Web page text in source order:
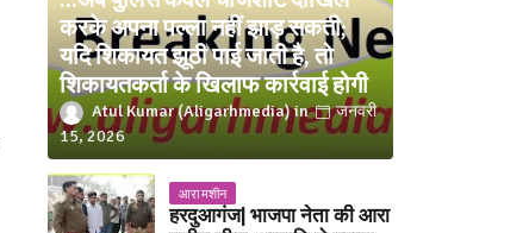
करके अपना पल्ला नहीं झाड़ सकती;
यदि शिकायत झूठी पाई जाती है, तो
शिकायतकर्ता के खिलाफ कार्रवाई होगी
Atul Kumar (Aligarhmedia)
जनवरी
15, 2026
आरा मशीन
हरदुआगंज| भाजपा नेता की आरा